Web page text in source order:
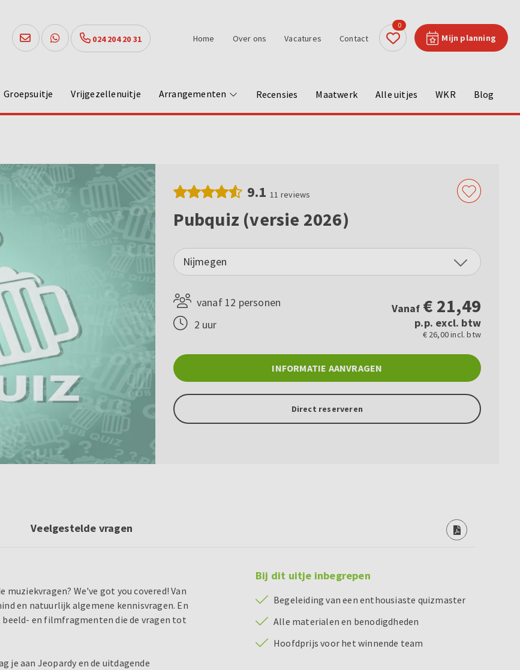
024 204 20 31 Mijn planning
0
Home Over ons Vacatures Contact
Groepsuitje Vrijgezellenuitje Arrangementen Recensies Maatwerk Alle uitjes WKR Blog
9.1 11 reviews
Pubquiz (versie 2026)
Nijmegen
vanaf 12 personen
2 uur
Vanaf € 21,49
p.p. excl. btw
€ 26,00 incl. btw
INFORMATIE AANVRAGEN
Direct reserveren
Veelgestelde vragen
We've got you covered! Van
en natuurlijk algemene kennisvragen. En
beeld- en filmfragmenten die de vragen tot
je aan Jeopardy en de uitdagende
Bij dit uitje inbegrepen
Begeleiding van een enthousiaste quizmaster
Alle materialen en benodigdheden
Hoofdprijs voor het winnende team